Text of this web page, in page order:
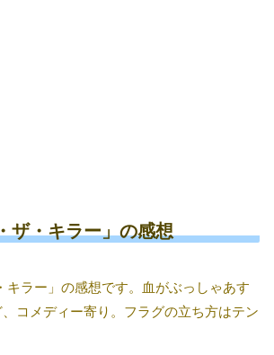
ザ・キラー」の感想
キラー」の感想です。血がぶっしゃあす
コメディー寄り。フラグの立ち方はテン